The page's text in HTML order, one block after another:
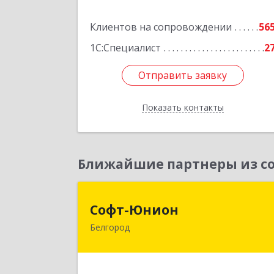
Клиентов на сопровождении
1С:Специалист
Отправить заявку
Показать контакты
Отправить заявку
Назад
Ближайшие партнеры из
Софт-Юнион
Белгород
308014, Белгородская обл, Белгород г,